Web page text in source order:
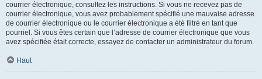
courrier électronique, consultez les instructions. Si vous ne recevez pas de
courrier électronique, vous avez probablement spécifié une mauvaise adresse
de courrier électronique ou le courrier électronique a été filtré en tant que
pourriel. Si vous êtes certain que l’adresse de courrier électronique que vous
avez spécifiée était correcte, essayez de contacter un administrateur du forum.
Haut